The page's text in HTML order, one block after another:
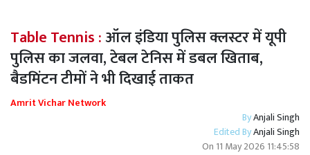
Table Tennis :ऑल इंडिया पुलिस क्लस्टर में यूपी
पुलिस का जलवा, टेबल टेनिस में डबल खिताब,
बैडमिंटन टीमों ने भी दिखाई ताकत
Amrit Vichar Network
ByAnjali Singh
Edited ByAnjali Singh
On 11 May 2026 11:45:58